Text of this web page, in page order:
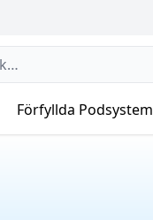
Förfyllda Podsystem